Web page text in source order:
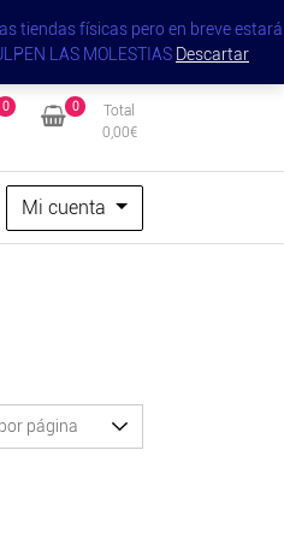
Carrito
0 0
Total
0,00€
Mi cuenta
tiendas físicas pero en breve estará
LAS MOLESTIAS Descartar